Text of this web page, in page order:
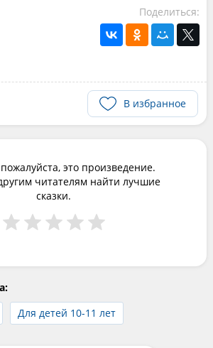
Поделиться:
В избранное
это произведение.
читателям найти лучшие
сказки.
Для детей 10-11 лет